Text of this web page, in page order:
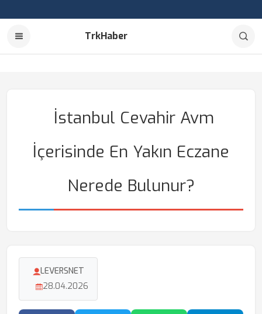
TrkHaber
İstanbul Cevahir Avm
İçerisinde En Yakın Eczane
Nerede Bulunur?
LEVERSNET
28.04.2026